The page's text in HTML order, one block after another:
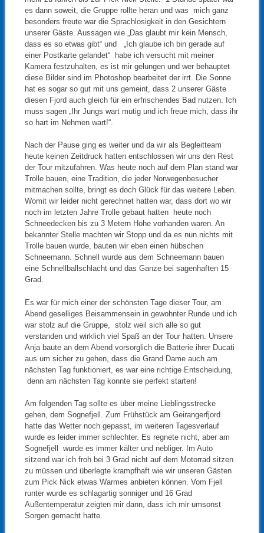
es dann soweit, die Gruppe rollte heran und was mich ganz
besonders freute war die Sprachlosigkeit in den Gesichtern
unserer Gäste. Aussagen wie „Das glaubt mir kein Mensch,
dass es so etwas gibt“ und „Ich glaube ich bin gerade auf
einer Postkarte gelandet“ habe ich versucht mit meiner
Kamera festzuhalten, es ist mir gelungen und wer behauptet
diese Bilder sind im Photoshop bearbeitet der irrt. Die Sonne
hat es sogar so gut mit uns gemeint, dass 2 unserer Gäste
diesen Fjord auch gleich für ein erfrischendes Bad nutzen. Ich
muss sagen „Ihr Jungs wart mutig und ich freue mich, dass ihr
so hart im Nehmen wart!“.
Nach der Pause ging es weiter und da wir als Begleitteam
heute keinen Zeitdruck hatten entschlossen wir uns den Rest
der Tour mitzufahren. Was heute noch auf dem Plan stand war
Trolle bauen, eine Tradition, die jeder Norwegenbesucher
mitmachen sollte, bringt es doch Glück für das weitere Leben.
Womit wir leider nicht gerechnet hatten war, dass dort wo wir
noch im letzten Jahre Trolle gebaut hatten heute noch
Schneedecken bis zu 3 Metern Höhe vorhanden waren. An
bekannter Stelle machten wir Stopp und da es nun nichts mit
Trolle bauen wurde, bauten wir eben einen hübschen
Schneemann. Schnell wurde aus dem Schneemann bauen
eine Schnellballschlacht und das Ganze bei sagenhaften 15
Grad.
Es war für mich einer der schönsten Tage dieser Tour, am
Abend geselliges Beisammensein in gewohnter Runde und ich
war stolz auf die Gruppe, stolz weil sich alle so gut
verstanden und wirklich viel Spaß an der Tour hatten. Unsere
Anja baute an dem Abend vorsorglich die Batterie ihrer Ducati
aus um sicher zu gehen, dass die Grand Dame auch am
nächsten Tag funktioniert, es war eine richtige Entscheidung,
denn am nächsten Tag konnte sie perfekt starten!
Am folgenden Tag sollte es über meine Lieblingsstrecke
gehen, dem Sognefjell. Zum Frühstück am Geirangerfjord
hatte das Wetter noch gepasst, im weiteren Tagesverlauf
wurde es leider immer schlechter. Es regnete nicht, aber am
Sognefjell wurde es immer kälter und nebliger. Im Auto
sitzend war ich froh bei 3 Grad nicht auf dem Motorrad sitzen
zu müssen und überlegte krampfhaft wie wir unseren Gästen
zum Pick Nick etwas Warmes anbieten können. Vom Fjell
runter wurde es schlagartig sonniger und 16 Grad
Außentemperatur zeigten mir dann, dass ich mir umsonst
Sorgen gemacht hatte.